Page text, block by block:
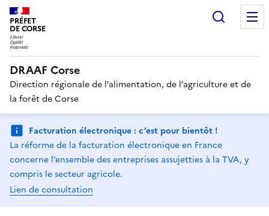
PRÉFET
DE CORSE
DRAAF Corse
Direction régionale de l’alimentation, de l’agriculture et de
la forêt de Corse
Facturation électronique : c’est pour bientôt !
La réforme de la facturation électronique en France
concerne l’ensemble des entreprises assujetties à la TVA, y
compris le secteur agricole.
Lien de consultation